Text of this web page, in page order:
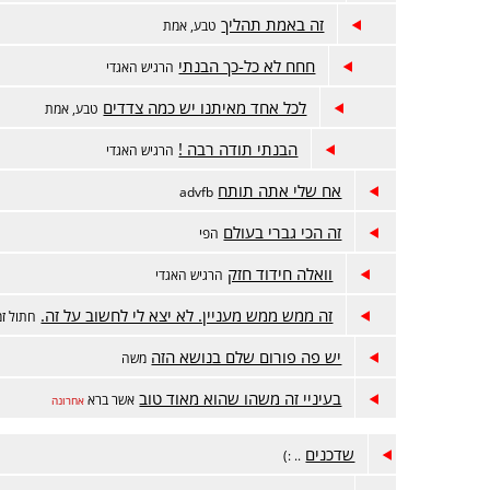
זה באמת תהליך טבע, אמת
חחח לא כל-כך הבנתי הרגיש האגדי
לכל אחד מאיתנו יש כמה צדדים טבע, אמת
הבנתי תודה רבה ! הרגיש האגדי
אח שלי אתה תותח advfb
זה הכי גברי בעולם הפי
וואלה חידוד חזק הרגיש האגדי
זה ממש ממש מעניין. לא יצא לי לחשוב על זה. חתול
יש פה פורום שלם בנושא הזה משה
בעיניי זה משהו שהוא מאוד טוב אשר ברא אחרונה
שדכנים .. :)